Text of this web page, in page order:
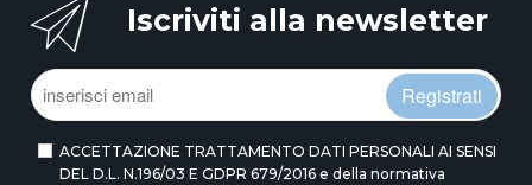
Iscriviti alla newsletter
Registrati
ACCETTAZIONE TRATTAMENTO DATI PERSONALI AI SENSI
DEL D.L. N.196/03 E GDPR 679/2016 e della normativa